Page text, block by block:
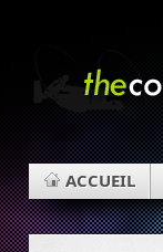
ACCUEIL